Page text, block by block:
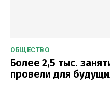
ОБЩЕСТВО
Более 2,5 тыс.
провели для